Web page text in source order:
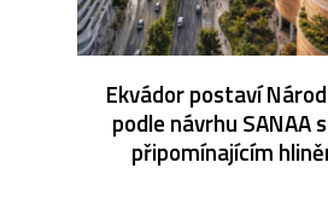
Ekvádor postaví
podle návrhu SANAA
připomínajícím